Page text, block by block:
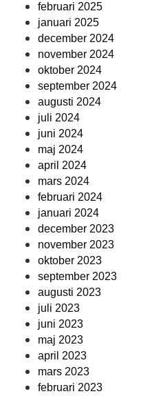
februari 2025
januari 2025
december 2024
november 2024
oktober 2024
september 2024
augusti 2024
juli 2024
juni 2024
maj 2024
april 2024
mars 2024
februari 2024
januari 2024
december 2023
november 2023
oktober 2023
september 2023
augusti 2023
juli 2023
juni 2023
maj 2023
april 2023
mars 2023
februari 2023